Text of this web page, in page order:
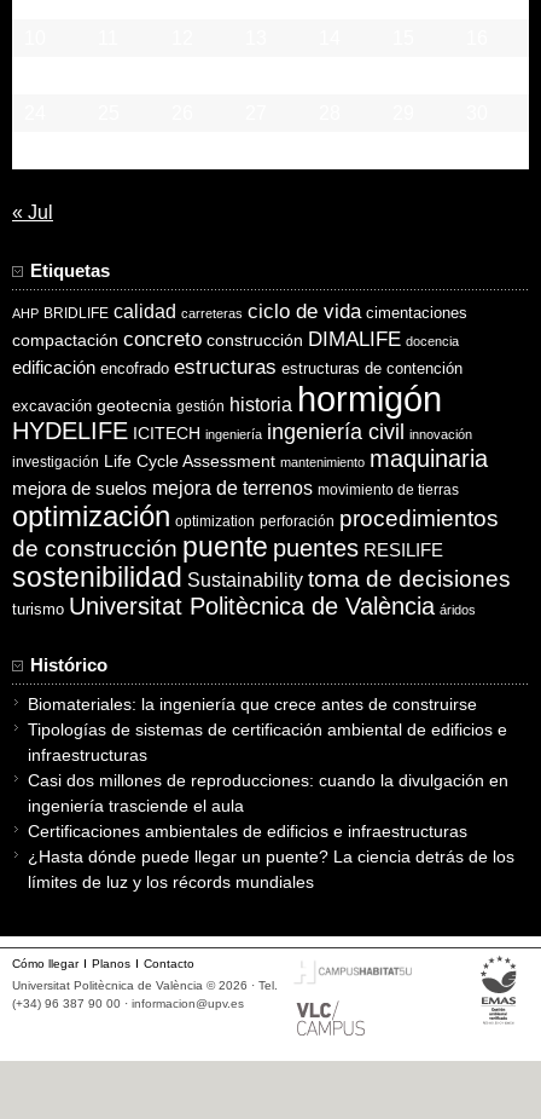
« Jul
Etiquetas
AHP BRIDLIFE calidad carreteras ciclo de vida cimentaciones
compactación concreto construcción DIMALIFE docencia
edificación encofrado estructuras estructuras de contención
excavación geotecnia gestión historia hormigón
HYDELIFE ICITECH ingeniería ingeniería civil innovación
investigación Life Cycle Assessment mantenimiento maquinaria
mejora de suelos mejora de terrenos movimiento de tierras
optimización optimization perforación procedimientos
de construcción puente puentes RESILIFE
sostenibilidad Sustainability toma de decisiones
turismo Universitat Politècnica de València áridos
Histórico
Biomateriales: la ingeniería que crece antes de construirse
Tipologías de sistemas de certificación ambiental de edificios e
infraestructuras
Casi dos millones de reproducciones: cuando la divulgación en
ingeniería trasciende el aula
Certificaciones ambientales de edificios e infraestructuras
¿Hasta dónde puede llegar un puente? La ciencia detrás de los
límites de luz y los récords mundiales
Cómo llegar Planos
Contacto
Universitat Politècnica de València © 2026 · Tel.
(+34) 96 387 90 00 · informacion@upv.es